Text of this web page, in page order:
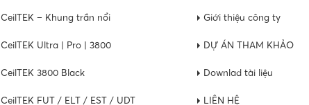
CeilTEK – Khung trần nổi
CeilTEK Ultra | Pro | 3800
CeilTEK 3800 Black
CeilTEK FUT / ELT / EST / UDT
Giới thiệu công ty
DỰ ÁN THAM KHẢO
Downlad tài liệu
LIÊN HỆ